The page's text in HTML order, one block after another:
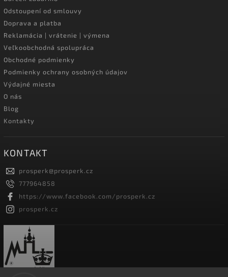
Odstoupení od smlouvy
Doprava a platba
Reklamácia | vrátenie | výmena
Veľkoobchodná spolupráca
Obchodné podmienky
Podmienky ochrany osobných údajov
Výdajné miesta
O nás
Blog
Kontakty
KONTAKT
prosperk@prosperk.cz
777964858
https://www.facebook.com/prosperk.cz
prosperk.cz